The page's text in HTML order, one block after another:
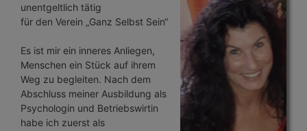
unentgeltlich tätig
für den Verein „Ganz Selbst Sein“
Es ist mir ein inneres Anliegen,
Menschen ein Stück auf ihrem
Weg zu begleiten. Nach dem
Abschluss meiner Ausbildung als
Psychologin und Betriebswirtin
habe ich zuerst als